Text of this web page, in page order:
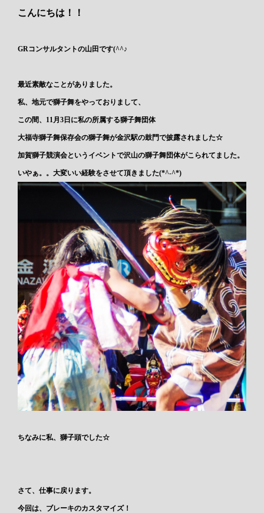
こんにちは！！
GRコンサルタントの山田です(^^♪
最近素敵なことがありました。
私、地元で獅子舞をやっておりまして、
この間、11月3日に私の所属する獅子舞団体
大福寺獅子舞保存会の獅子舞が金沢駅の鼓門で披露されました☆
加賀獅子競演会というイベントで沢山の獅子舞団体がこられてました。
いやぁ。。大変いい経験をさせて頂きました(*^-^*)
ちなみに私、獅子頭でした☆
さて、仕事に戻ります。
今回は、 ブレーキのカスタマイズ！